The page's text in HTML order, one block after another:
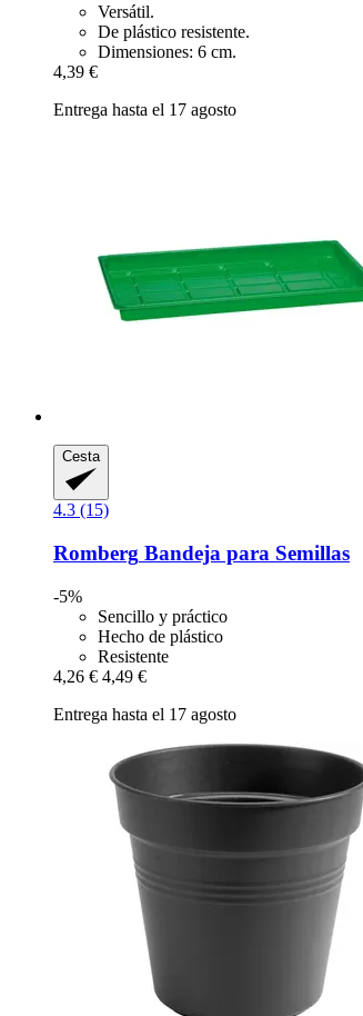
Versátil.
De plástico resistente.
Dimensiones: 6 cm.
4,39 €
Entrega hasta el 17 agosto
Cesta
4.3 (15)
Romberg Bandeja para Semillas
-5%
Sencillo y práctico
Hecho de plástico
Resistente
4,26 € 4,49 €
Entrega hasta el 17 agosto